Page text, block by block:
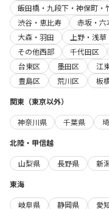
飯田橋・九段下・神保町・
渋谷・恵比寿
赤坂・六
大森・羽田
上野・浅
その他西部
千代田区
台東区
墨田区 江
豊島区
荒川区
板
関東（東京以外）
神奈川県
千葉県
北陸・甲信越
山梨県
長野県 新
東海
岐阜県
静岡県
愛